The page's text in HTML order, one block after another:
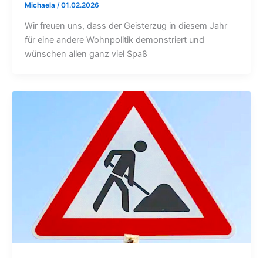
Michaela /01.02.2026
Wir freuen uns, dass der Geisterzug in diesem Jahr
für eine andere Wohnpolitik demonstriert und
wünschen allen ganz viel Spaß